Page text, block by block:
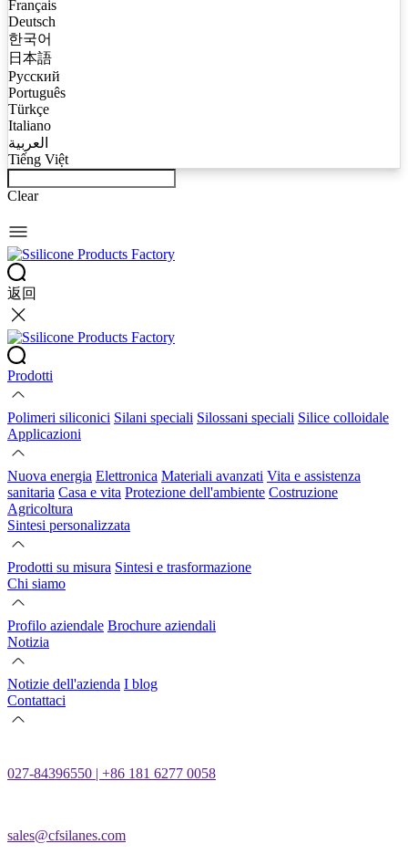
Français
Deutsch
한국어
日本語
Русский
Português
Türkçe
Italiano
العربية
Tiếng Việt
Clear
返回
Prodotti
Polimeri siliconici Silani speciali Silossani speciali Silice colloidale
Applicazioni
Nuova energia Elettronica Materiali avanzati Vita e assistenza
sanitaria Casa e vita Protezione dell'ambiente Costruzione
Agricoltura
Sintesi personalizzata
Prodotti su misura Sintesi e trasformazione
Chi siamo
Profilo aziendale Brochure aziendali
Notizia
Notizie dell'azienda I blog
Contattaci
027-84396550 | +86 181 6277 0058
sales@cfsilanes.com